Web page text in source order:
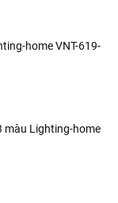
home VNT-619-
màu Lighting-home